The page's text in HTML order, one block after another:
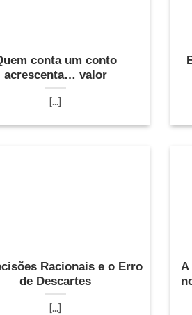
conta um conto
acrescenta… valor
[...]
Racionais e o Erro
de Descartes
[...]
A